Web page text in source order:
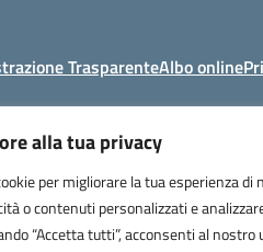
alla tua privacy
per migliorare la tua esperienza di
o contenuti personalizzati e
“Accetta tutti”, acconsenti al nostro
TrasparenteAlbo online
Centralino:+39